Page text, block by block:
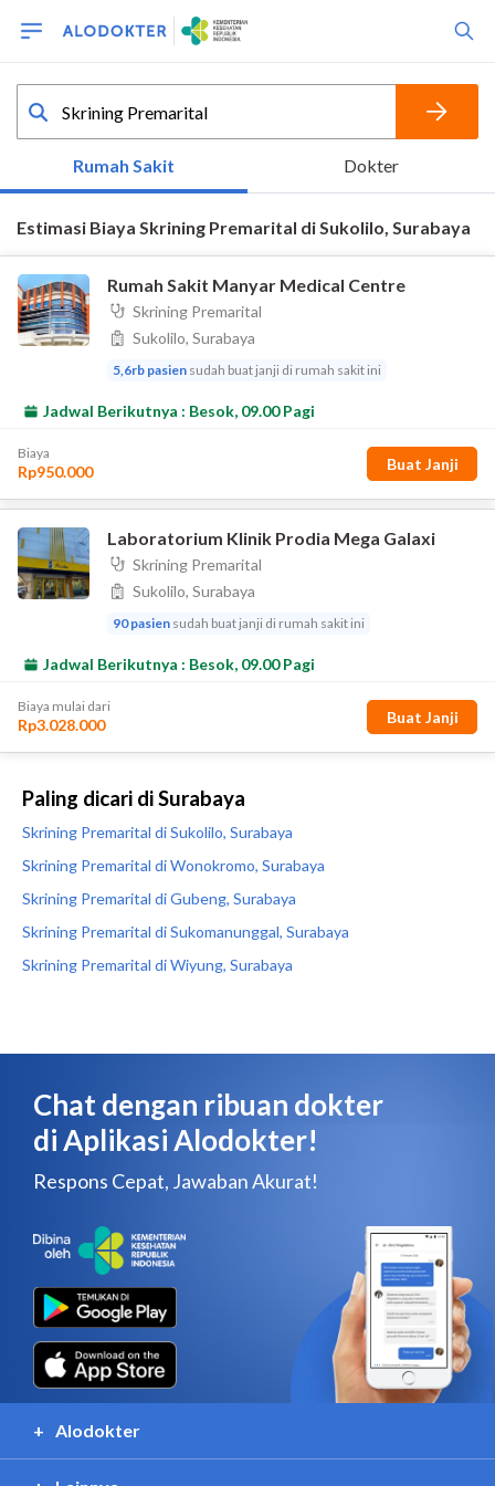
Paling dicari di Surabaya
Skrining Premarital di Sukolilo, Surabaya
Skrining Premarital di Wonokromo, Surabaya
Skrining Premarital di Gubeng, Surabaya
Skrining Premarital di Sukomanunggal, Surabaya
Skrining Premarital di Wiyung, Surabaya